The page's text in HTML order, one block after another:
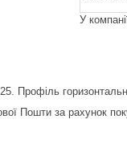
У
Профіль
Пошти за рахунок